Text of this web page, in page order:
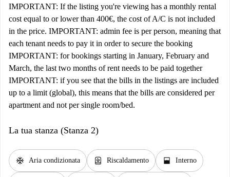
IMPORTANT: If the listing you're viewing has a monthly rental
cost equal to or lower than 400€, the cost of A/C is not included
in the price. IMPORTANT: admin fee is per person, meaning that
each tenant needs to pay it in order to secure the booking
IMPORTANT: for bookings starting in January, February and
March, the last two months of rent needs to be paid together
IMPORTANT: if you see that the bills in the listings are included
up to a limit (global), this means that the bills are considered per
apartment and not per single room/bed.
La tua stanza (Stanza 2)
ac_unit Aria condizionata water_heater Riscaldamento window_open Interno